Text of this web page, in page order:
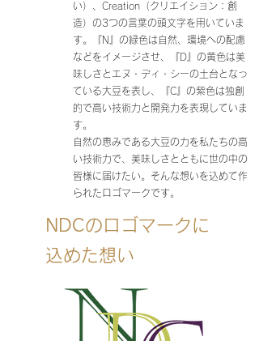
い）、Creation（クリエイション：創
造）の3つの言葉の頭文字を用いていま
す。『N』の緑色は自然、環境への配慮
などをイメージさせ、『D』の黄色は美
味しさとエヌ・ディ・シーの土台となっ
ている大豆を表し、『C』の紫色は独創
的で高い技術力と開発力を表現していま
す。
自然の恵みである大豆の力を私たちの高
い技術力で、美味しさとともに世の中の
皆様に届けたい。そんな想いを込めて作
られたロゴマークです。
NDCのロゴマークに
込めた想い